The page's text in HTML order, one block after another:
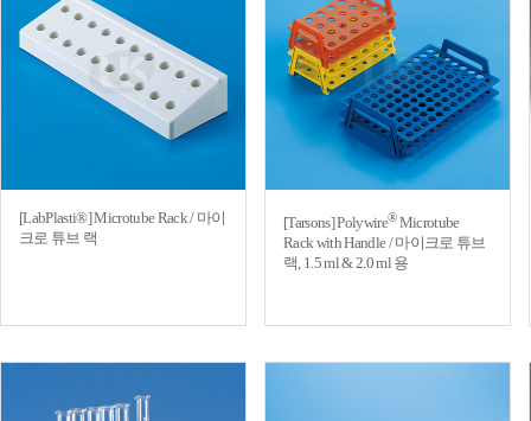
[LabPlasti®] Microtube Rack / 마이
크로 튜브 랙
[Tarsons] Polywire®Microtube
Rack with Handle / 마이크로 튜브
랙, 1.5 ml & 2.0 ml 용